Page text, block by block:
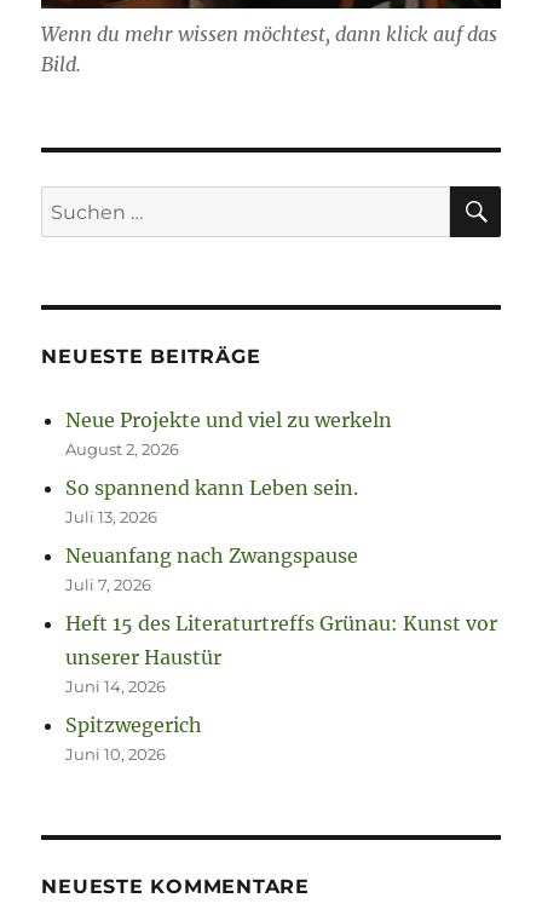
Wenn du mehr wissen möchtest, dann klick auf das
Bild.
Suchen
nach:
NEUESTE BEITRÄGE
Neue Projekte und viel zu werkeln
August 2, 2026
So spannend kann Leben sein.
Juli 13, 2026
Neuanfang nach Zwangspause
Juli 7, 2026
Heft 15 des Literaturtreffs Grünau: Kunst vor
unserer Haustür
Juni 14, 2026
Spitzwegerich
Juni 10, 2026
NEUESTE KOMMENTARE